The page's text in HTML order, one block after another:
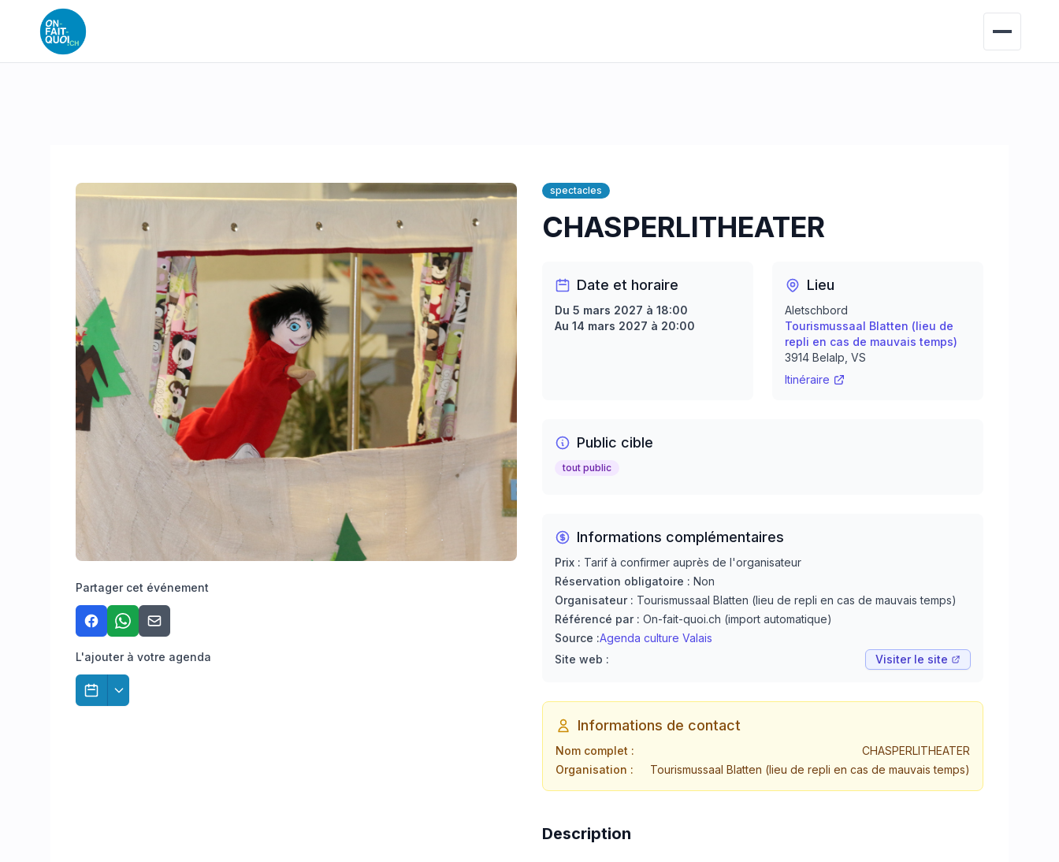
Partager cet événement
L'ajouter à votre agenda
spectacles
CHASPERLITHEATER
Date et horaire
Du 5 mars 2027 à 18:00
Au 14 mars 2027 à 20:00
Lieu
Aletschbord
Tourismussaal Blatten (lieu de
repli en cas de mauvais temps)
3914 Belalp , VS
Itinéraire
Public cible
tout public
Informations complémentaires
Prix : Tarif à confirmer auprès de l'organisateur
Réservation obligatoire : Non
Organisateur : Tourismussaal Blatten (lieu de repli en cas de mauvais temps)
Référencé par : On-fait-quoi.ch (import automatique)
Source :Agenda culture Valais
Site web :
Visiter le site
Informations de contact
Nom complet :
CHASPERLITHEATER
Organisation :
Tourismussaal Blatten (lieu de repli en cas de mauvais temps)
Description